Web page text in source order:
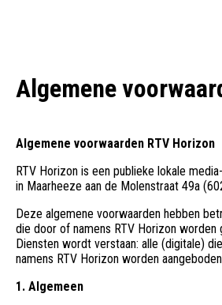
Algemene
Algemene voorwaarden RTV Horizon
RTV Horizon is een publieke lokale
in Maarheeze aan de Molenstraat 49a
Deze algemene voorwaarden hebben
die door of namens RTV Horizon worden
Diensten wordt verstaan: alle (digitale)
namens RTV Horizon worden
1. Algemeen